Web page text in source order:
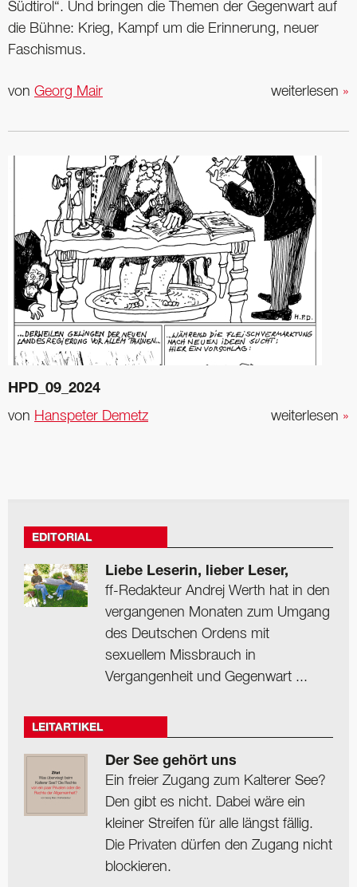
Südtirol“. Und bringen die Themen der Gegenwart auf
die Bühne: Krieg, Kampf um die Erinnerung, neuer
Faschismus.
weiterlesen »
von Georg Mair
HPD_09_2024
weiterlesen »
von Hanspeter Demetz
EDITORIAL
Liebe Leserin, lieber Leser,
ff-Redakteur Andrej Werth hat in den
vergangenen Monaten zum Umgang
des Deutschen Ordens mit
sexuellem Missbrauch in
Vergangenheit und Gegenwart ...
LEITARTIKEL
Der See gehört uns
Ein freier Zugang zum Kalterer See?
Den gibt es nicht. Dabei wäre ein
kleiner Streifen für alle längst fällig.
Die Privaten dürfen den Zugang nicht
blockieren.